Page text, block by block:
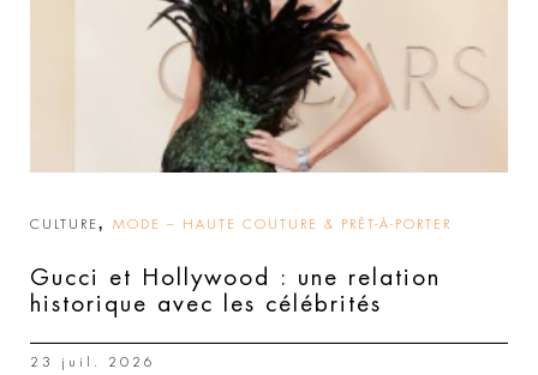
CULTURE , MODE – HAUTE COUTURE & PRÊT-À-PORTER
Gucci et Hollywood : une relation
historique avec les célébrités
23 juil. 2026